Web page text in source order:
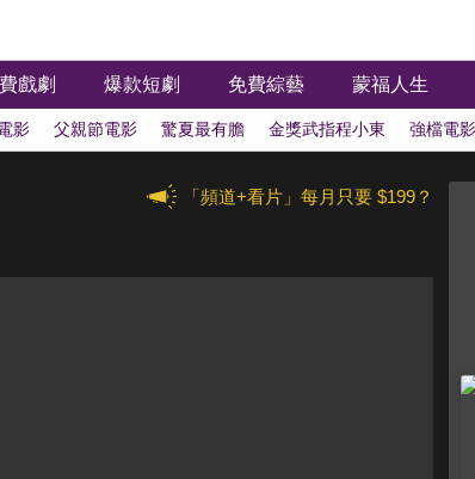
戲劇 爆款短劇 免費綜藝 蒙福人生
影 父親節電影 驚夏最有膽 金獎武指程小東 強檔電
「頻道+看片」每月只要 $199？